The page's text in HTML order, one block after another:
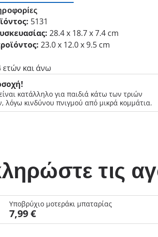
5131
28.4 x 18.7 x 7.4 cm
23.0 x 12.0 x 9.5 cm
ετών και άνω
κατάλληλο για παιδιά κάτω των τριών
λόγω κινδύνου πνιγμού από μικρά κομμάτια.
τις
Υποβρύχιο μοτεράκι μπαταρίας
7,99 €